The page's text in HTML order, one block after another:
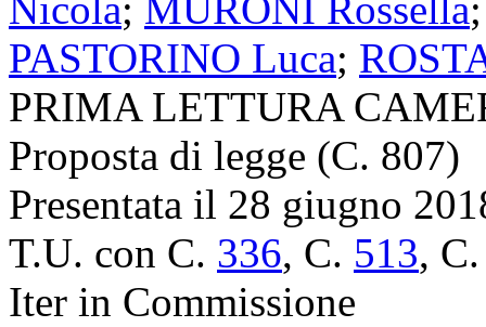
Nicola; MURONI Rossella
PASTORINO Luca;
PRIMA LETTURA
Proposta di legge (C. 807)
Presentata il 28 giugno
T.U. con C. 336, C. 513,
Iter in Commissione